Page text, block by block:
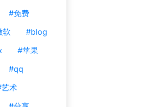
#免费
软
#blog
#苹果
#qq
术